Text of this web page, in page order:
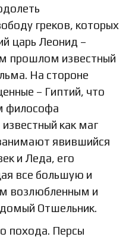
греков, которых
царь Леонид –
прошлом известный
На стороне
– Гиптий, что
философа
как маг
явившийся
и Леда, его
все большую и
возлюбленным и
Отшельник.
похода. Персы